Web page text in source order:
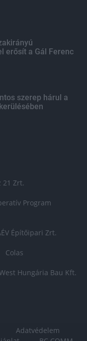
erősít a Gál Ferenc
szerep hárul a
21 Zrt.
Program
Építőipari Zrt.
Colas
Hungária Bau Kft.
Adatvédelem